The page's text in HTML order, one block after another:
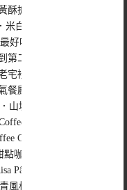
酥擔誤的麵包店，傳統口
米白色韓系風格甜點店，千
好吃的厚鬆餅，搬家後的
第二代的軟Q麻糬，有甜
宅裡的咖啡館，吐司和甜
餐廳，餐點選擇性多，也
山城裡的明亮建築咖啡館
Roaster in Shalu．從
Gallery 國安館．以書廊
點咖啡．柳川河畔低調的
Pâtisserie．大雅低調美
青風格老宅甜點，只可惜現